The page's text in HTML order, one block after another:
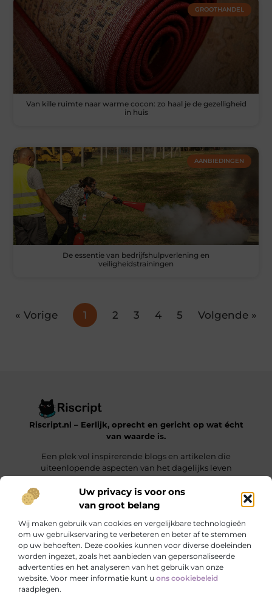
Uw privacy is voor ons
van groot belang
Wij maken gebruik van cookies en vergelijkbare technologieën
om uw gebruikservaring te verbeteren en beter af te stemmen
op uw behoeften. Deze cookies kunnen voor diverse doeleinden
worden ingezet, zoals het aanbieden van gepersonaliseerde
advertenties en het analyseren van het gebruik van onze
website. Voor meer informatie kunt u ons cookiebeleid
raadplegen.
GROOTHANDEL
Van kille ruimte naar warme cocon: zo haal je de gezelligheid
in huis
AANBIEDINGEN
De essentie van bedrijfshulpverlening en
veiligheidstrainingen
« Vorige 1 2 3 4 5 Volgende »
Riscript.nl – Eerlijk, oprecht en gericht op wat écht
van waarde is.
Een plek vol inspirerende blogs en artikelen die
uiteenlopende aspecten van het dagelijks leven
behandelen.
Onze informatie
Bericht categorie